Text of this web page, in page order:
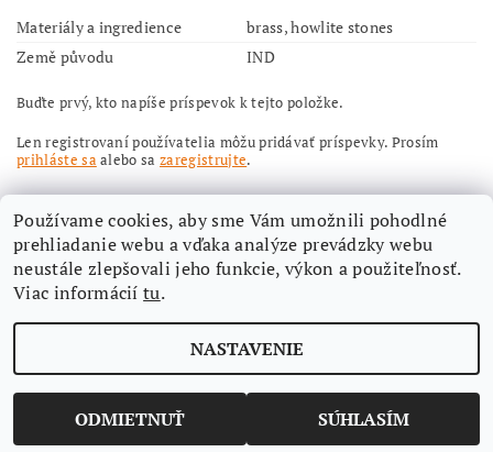
Materiály a ingredience
brass, howlite stones
Země původu
IND
Buďte prvý, kto napíše príspevok k tejto položke.
Len registrovaní používatelia môžu pridávať príspevky. Prosím
prihláste saalebo sazaregistrujte.
Nájdete nás aj na Facebooku
2026 ©Aimi-eshop, všetky práva vyhradenéUpraviť nastavenie cookies
Používame cookies, aby sme Vám umožnili pohodlné
prehliadanie webu a vďaka analýze prevádzky webu
neustále zlepšovali jeho funkcie, výkon a použiteľnosť.
Viac informáciítu.
NASTAVENIE
ODMIETNUŤ SÚHLASÍM